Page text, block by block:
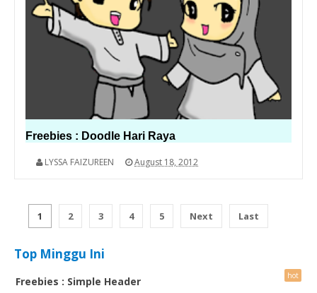
Freebies : Doodle Hari Raya
LYSSA FAIZUREEN August 18, 2012
1 2 3 4 5 Next Last
Top Minggu Ini
Freebies : Simple Header